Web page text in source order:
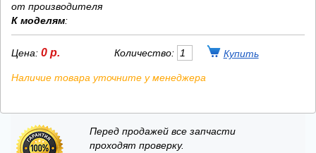
от производителя
К моделям:
Цена: 0 р. Количество:
Наличие товара уточните у менеджера
Перед продажей все запчасти
проходят проверку.